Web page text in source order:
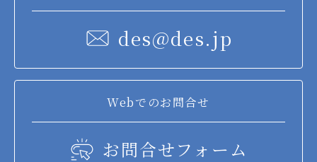
des@des.jp
Webでのお問合せ
お問合せフォーム